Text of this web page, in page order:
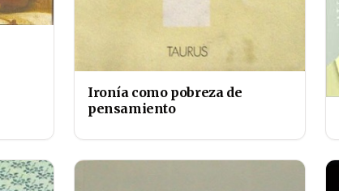
Ironía como pobreza de
pensamiento